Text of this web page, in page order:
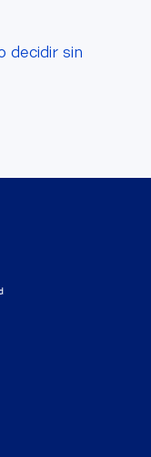
decidir sin